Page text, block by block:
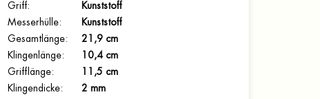
Griff:
Kunststoff
Messerhülle:
Kunststoff
Gesamtlänge:
21,9 cm
Klingenlänge:
10,4 cm
Grifflänge:
11,5 cm
Klingendicke:
2 mm